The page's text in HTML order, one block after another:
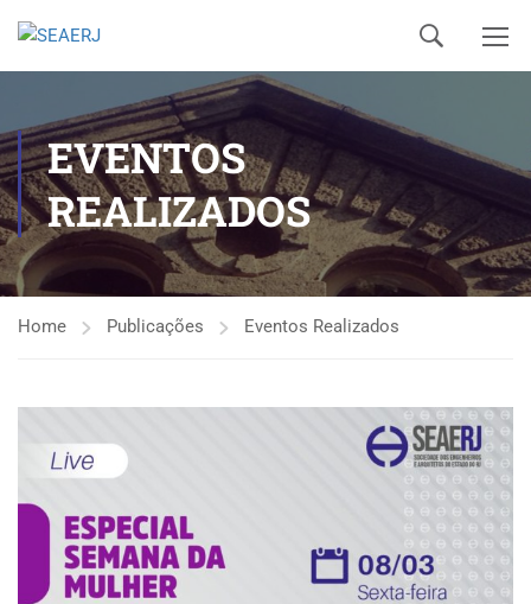
EVENTOS
REALIZADOS
Home Publicações Eventos Realizados